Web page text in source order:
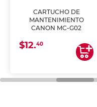
CARTUCHO DE
MANTENIMIENTO
CANON MC-G02
$12.40